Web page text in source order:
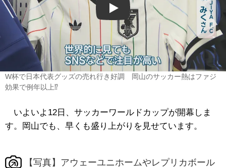
Play
W杯で日本代表グッズの売れ行き好調 岡山のサッカー熱はファジ
効果で例年以上⁉
いよいよ12日、サッカーワールドカップが開幕しま
す。岡山でも、早くも盛り上がりを見せています。
【写真】アウェーユニホームやレプリカボール